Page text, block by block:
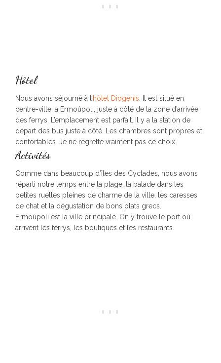
Hôtel
Nous avons séjourné à l’hôtel Diogenis . Il est situé en
centre-ville, à Ermoúpoli, juste à côté de la zone d’arrivée
des ferrys. L’emplacement est parfait. Il y a la station de
départ des bus juste à côté. Les chambres sont propres et
confortables. Je ne regrette vraiment pas ce choix.
Activités
Comme dans beaucoup d’îles des Cyclades, nous avons
réparti notre temps entre la plage, la balade dans les
petites ruelles pleines de charme de la ville, les caresses
de chat et la dégustation de bons plats grecs.
Ermoúpoli est la ville principale. On y trouve le port où
arrivent les ferrys, les boutiques et les restaurants.